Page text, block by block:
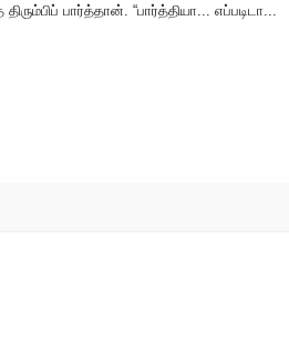
பார்த்தான். “பார்த்தியா... எப்படிடா...